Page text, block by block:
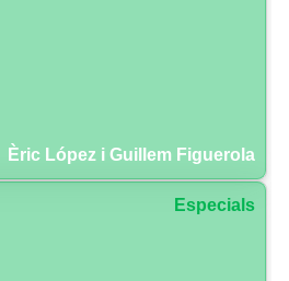
Èric López i Guillem Figuerola
Especials